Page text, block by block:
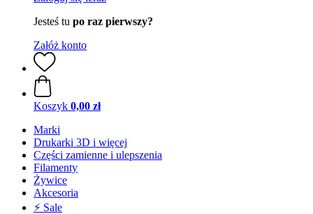
Jesteś tu po raz pierwszy?
Załóż konto
Koszyk 0,00 zł
Marki
Drukarki 3D i więcej
Części zamienne i ulepszenia
Filamenty
Żywice
Akcesoria
⚡ Sale